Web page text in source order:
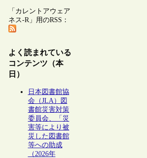
「カレントアウェア
ネス-R」用のRSS：
よく読まれている
コンテンツ（本
日）
日本図書館協
会（JLA）図
書館災害対策
委員会、「災
害等により被
災した図書館
等への助成
（2026年